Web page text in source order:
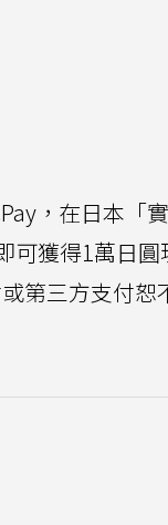
，在日本「
可獲得1萬日圓
第三方支付恕